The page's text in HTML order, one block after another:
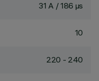
31 A / 186 µs
10
220 - 240